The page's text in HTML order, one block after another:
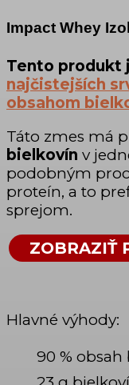
Impact Whey
Tento produkt
najčistejších
obsahom
Táto zmes má
bielkovín v
podobným
proteín, a to
sprejom.
ZOBRAZIŤ
Hlavné výhody:
90 % obsah